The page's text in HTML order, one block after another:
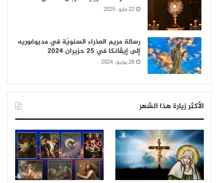
22 مايو، 2025
رسالة مريم العذراء السنويّة في مديوغوريه
إلى إيڤانكا في 25 حزيران 2024
26 يونيو، 2024
الأكثر زيارة هذا الشهر